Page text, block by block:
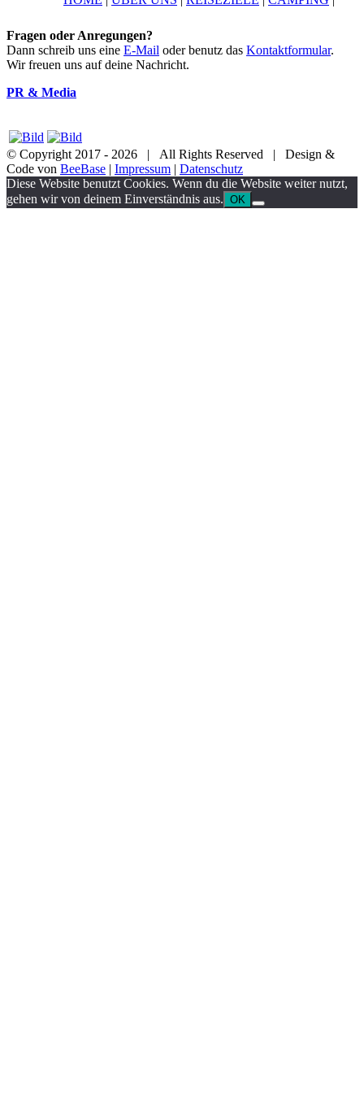
Fragen oder Anregungen?
Dann schreib uns eine E-Mail oder benutz das Kontaktformular.
Wir freuen uns auf deine Nachricht.
PR & Media
© Copyright 2017 - 2026 | All Rights Reserved | Design &
Code von BeeBase | Impressum | Datenschutz
YouTube
Facebook
Twitter
Instagram
Pinterest
Email
Diese Website benutzt Cookies. Wenn du die Website weiter nutzt,
gehen wir von deinem Einverständnis aus. OK